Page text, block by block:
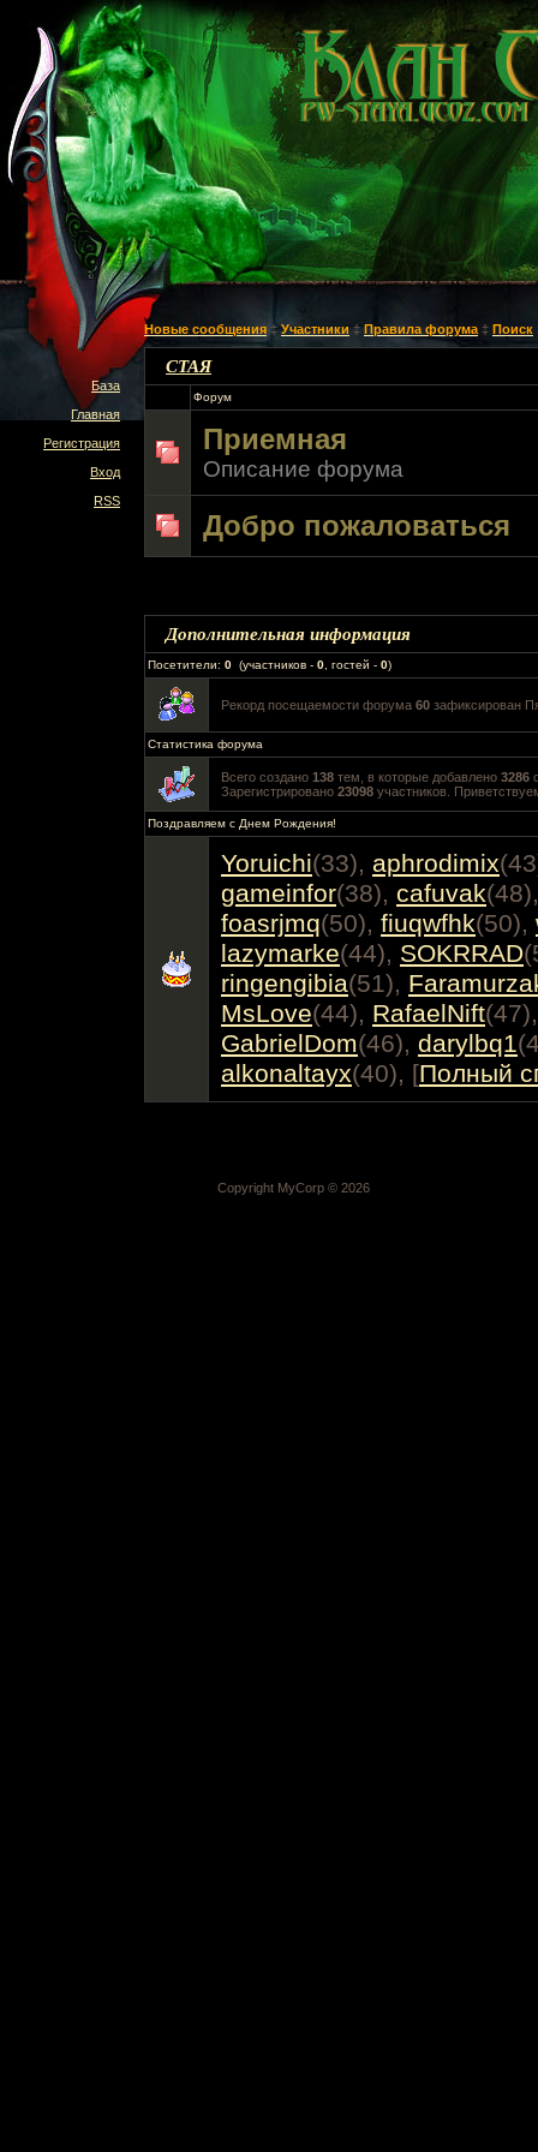
База
Главная
Регистрация
Вход
RSS
Новые сообщения ‡Участники‡ Правила форума ‡ Поиск
СТАЯ
Форум
Приемная
Описание форума
Добро пожаловаться
Дополнительная информация
Посетители: 0 (участников - 0 , гостей - 0)
Рекорд посещаемости форума 60 зафиксирован
Статистика форума
Всего создано 138 тем, в которые добавлено 3286
Зарегистрировано 23098 участников.
Поздравляем с Днем Рождения!
Yoruichi(33), aphrodimix
gameinfor(38), cafuvak(48)
foasrjmq(50), fiuqwfhk(50),
lazymarke(44), SOKRRAD
ringengibia(51),
MsLove(44), RafaelNift(47)
GabrielDom(46), darylbq1
alkonaltayx(40), [Полный
Copyright MyCorp © 2026